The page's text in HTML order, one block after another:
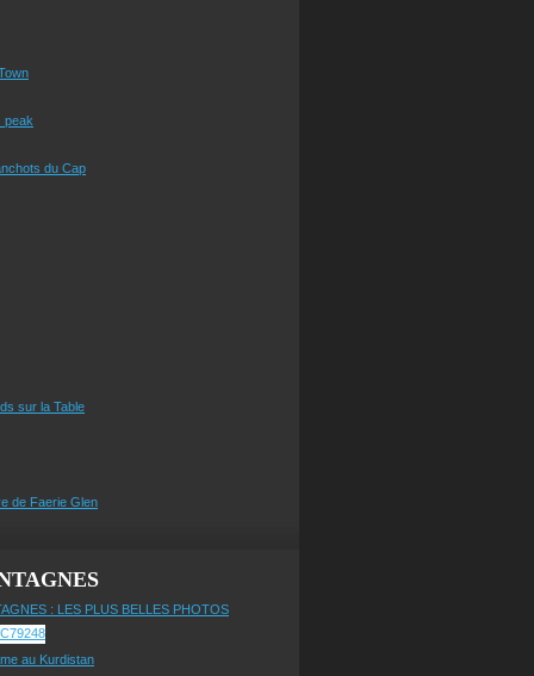
peak
du Cap
sur la Table
de Faerie Glen
: LES PLUS BELLES PHOTOS
au Kurdistan